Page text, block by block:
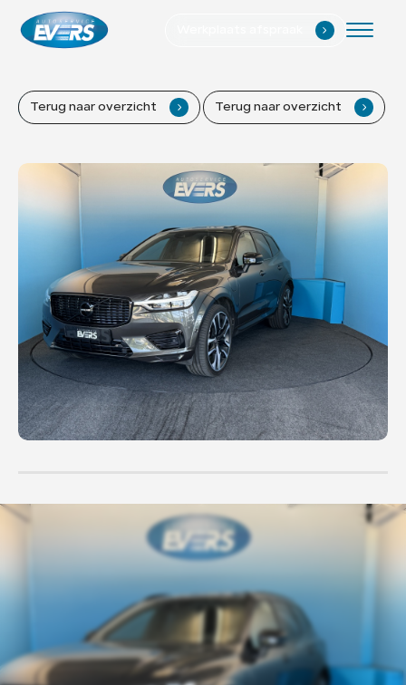
.
Aanbod
Werkplaats
Verkocht
Vacatures
Over ons
Contact
Terug naar overzicht . Terug naar overzicht .